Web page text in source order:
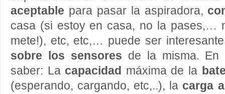
aceptable para pasar la aspiradora,
casa (si estoy en casa, no la pases,…
mete!), etc, etc,… puede ser
sobre los sensores de la misma. En
saber: La capacidad máxima de la
(esperando, cargando, etc,..), la carga